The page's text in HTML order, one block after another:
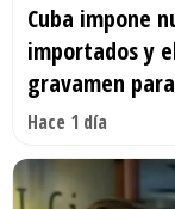
Cuba impone
importados y
gravamen
Hace 1 día